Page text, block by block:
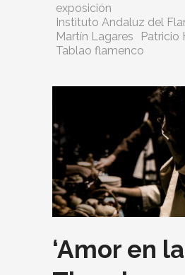
exposición
Instituto Andaluz del
Martín Lagares
Patricio
Tablao flamenco
‘Amor en la